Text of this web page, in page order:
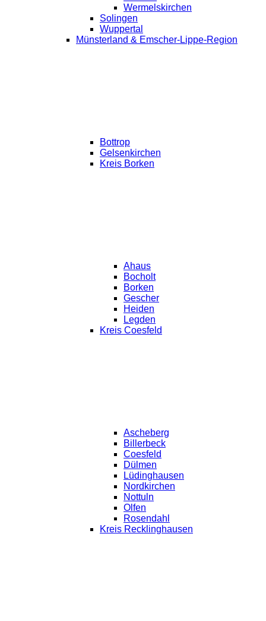
Wermelskirchen
Solingen
Wuppertal
Münsterland & Emscher-Lippe-Region
Bottrop
Gelsenkirchen
Kreis Borken
Ahaus
Bocholt
Borken
Gescher
Heiden
Legden
Kreis Coesfeld
Ascheberg
Billerbeck
Coesfeld
Dülmen
Lüdinghausen
Nordkirchen
Nottuln
Olfen
Rosendahl
Kreis Recklinghausen